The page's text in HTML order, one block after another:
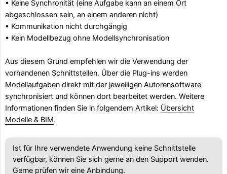
• Keine Synchronität (eine Aufgabe kann an einem Ort
abgeschlossen sein, an einem anderen nicht)
• Kommunikation nicht durchgängig
• Kein Modellbezug ohne Modellsynchronisation
Aus diesem Grund empfehlen wir die Verwendung der
vorhandenen Schnittstellen. Über die Plug-ins werden
Modellaufgaben direkt mit der jeweiligen Autorensoftware
synchronisiert und können dort bearbeitet werden. Weitere
Informationen finden Sie in folgendem Artikel: Übersicht
Modelle & BIM.
Ist für Ihre verwendete Anwendung keine Schnittstelle
verfügbar, können Sie sich gerne an den Support wenden.
Gerne prüfen wir eine Anbindung.